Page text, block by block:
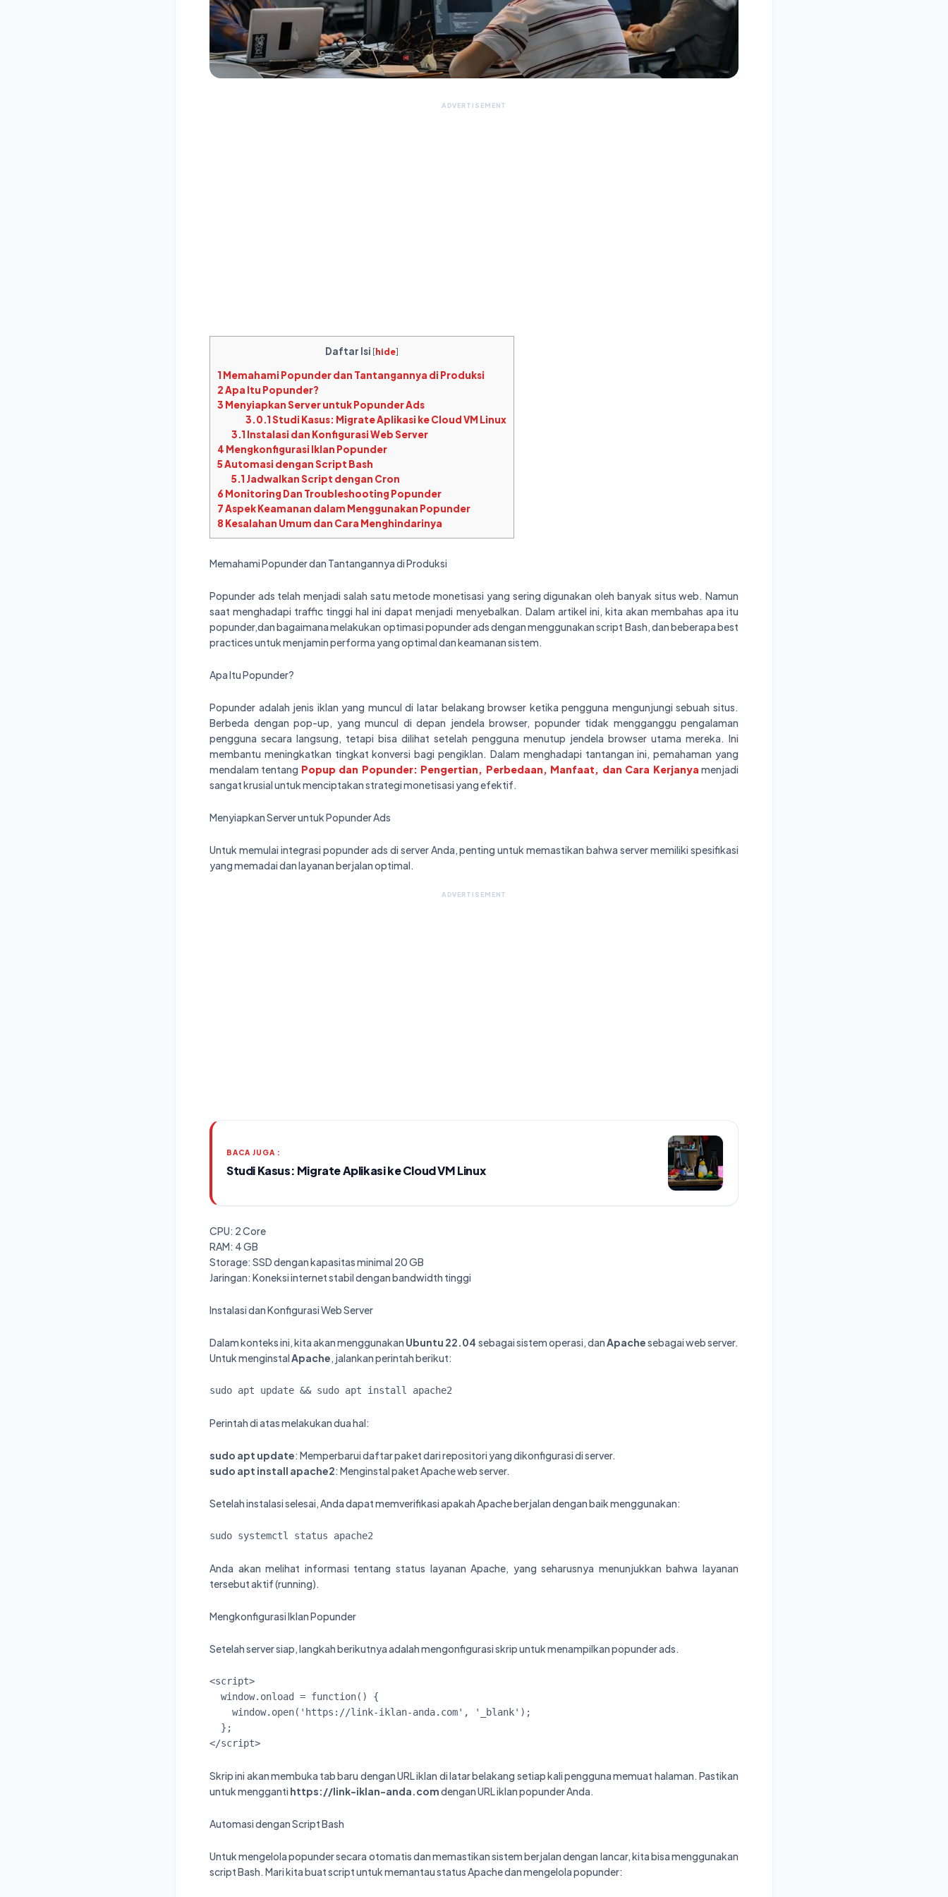
ADVERTISEMENT
Daftar Isi [hide]
1 Memahami Popunder dan Tantangannya di Produksi
2Apa Itu Popunder?
3 Menyiapkan Server untuk Popunder Ads
3.0.1Studi Kasus: Migrate Aplikasi ke Cloud VM Linux
3.1 Instalasi dan Konfigurasi Web Server
4 Mengkonfigurasi Iklan Popunder
5Automasi dengan Script Bash
5.1 Jadwalkan Script dengan Cron
6 Monitoring Dan Troubleshooting Popunder
7Aspek Keamanan dalam Menggunakan Popunder
8 Kesalahan Umum dan Cara Menghindarinya
Memahami Popunder dan Tantangannya di Produksi
Popunder ads telah menjadi salah satu metode monetisasi yang sering digunakan oleh banyak situs web. Namun
saat menghadapi traffic tinggi hal ini dapat menjadi menyebalkan. Dalam artikel ini, kita akan membahas apa itu
popunder,dan bagaimana melakukan optimasi popunder ads dengan menggunakan script Bash, dan beberapa best
practices untuk menjamin performa yang optimal dan keamanan sistem.
Apa Itu Popunder?
Popunder adalah jenis iklan yang muncul di latar belakang browser ketika pengguna mengunjungi sebuah situs.
Berbeda dengan pop-up, yang muncul di depan jendela browser, popunder tidak mengganggu pengalaman
pengguna secara langsung, tetapi bisa dilihat setelah pengguna menutup jendela browser utama mereka. Ini
membantu meningkatkan tingkat konversi bagi pengiklan. Dalam menghadapi tantangan ini, pemahaman yang
mendalam tentang Popup dan Popunder: Pengertian, Perbedaan, Manfaat, dan Cara Kerjanya menjadi
sangat krusial untuk menciptakan strategi monetisasi yang efektif.
Menyiapkan Server untuk Popunder Ads
Untuk memulai integrasi popunder ads di server Anda, penting untuk memastikan bahwa server memiliki spesifikasi
yang memadai dan layanan berjalan optimal.
ADVERTISEMENT
BACA JUGA :
Studi Kasus: Migrate Aplikasi ke Cloud VM Linux
CPU: 2 Core
RAM: 4 GB
Storage: SSD dengan kapasitas minimal 20 GB
Jaringan: Koneksi internet stabil dengan bandwidth tinggi
Instalasi dan Konfigurasi Web Server
Dalam konteks ini, kita akan menggunakan Ubuntu 22.04 sebagai sistem operasi, danApachesebagai web server.
Untuk menginstalApache, jalankan perintah berikut:
sudo apt update && sudo apt install apache2
Perintah di atas melakukan dua hal:
sudo apt update: Memperbarui daftar paket dari repositori yang dikonfigurasi di server.
sudo apt install apache2: Menginstal paket Apache web server.
Setelah instalasi selesai, Anda dapat memverifikasi apakah Apache berjalan dengan baik menggunakan:
sudo systemctl status apache2
Anda akan melihat informasi tentang status layanan Apache, yang seharusnya menunjukkan bahwa layanan
tersebut aktif (running).
Mengkonfigurasi Iklan Popunder
Setelah server siap, langkah berikutnya adalah mengonfigurasi skrip untuk menampilkan popunder ads.
<script>
</script>
Skrip ini akan membuka tab baru dengan URL iklan di latar belakang setiap kali pengguna memuat halaman. Pastikan
untuk mengganti https://link-iklan-anda.comdengan URL iklan popunder Anda.
Automasi dengan Script Bash
Untuk mengelola popunder secara otomatis dan memastikan sistem berjalan dengan lancar, kita bisa menggunakan
script Bash. Mari kita buat script untuk memantau status Apache dan mengelola popunder: